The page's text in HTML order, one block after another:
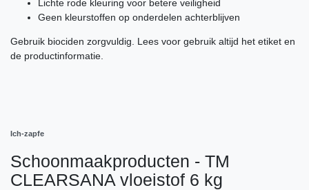
Lichte rode kleuring voor betere veiligheid
Geen kleurstoffen op onderdelen achterblijven
Gebruik biociden zorgvuldig. Lees voor gebruik altijd het etiket en
de productinformatie.
Ich-zapfe
Schoonmaakproducten - TM
CLEARSANA vloeistof 6 kg